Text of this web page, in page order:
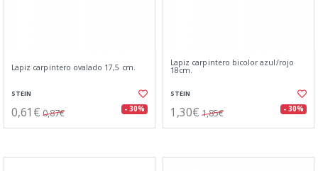
Lapiz carpintero ovalado 17,5 cm.
STEIN
0,61€ 0,87€ - 30%
Lapiz carpintero bicolor azul/rojo
18cm.
STEIN
1,30€ 1,85€ - 30%